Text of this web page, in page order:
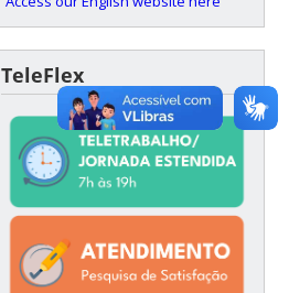
TeleFlex